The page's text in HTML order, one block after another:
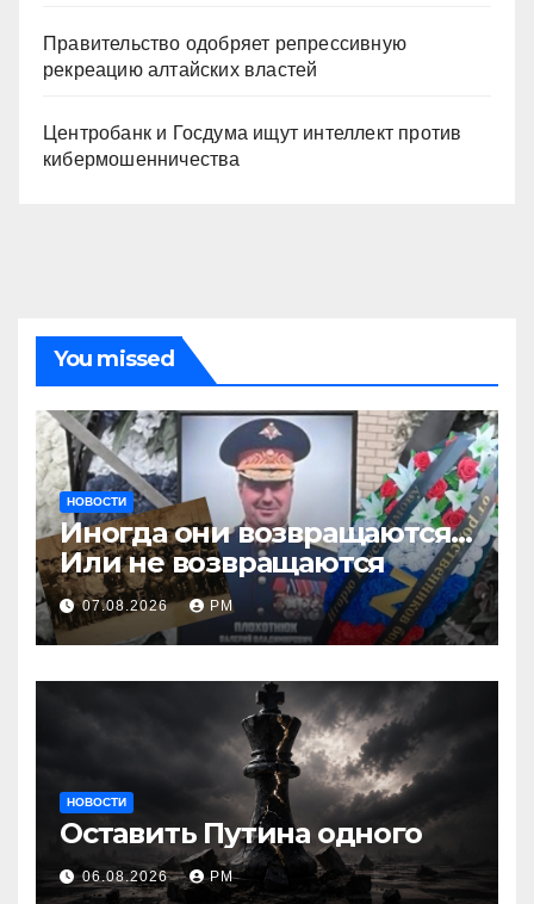
Правительство одобряет репрессивную
рекреацию алтайских властей
Центробанк и Госдума ищут интеллект против
кибермошенничества
You missed
НОВОСТИ
Иногда они возвращаются…
Или не возвращаются
07.08.2026 РМ
НОВОСТИ
Оставить Путина одного
06.08.2026 РМ